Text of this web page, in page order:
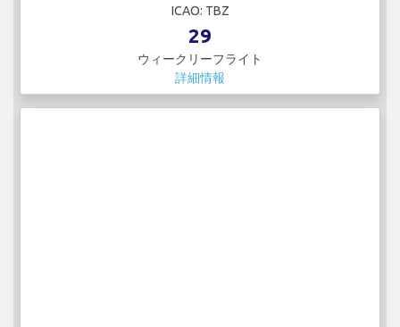
ICAO: TBZ
29
ウィークリーフライト
詳細情報